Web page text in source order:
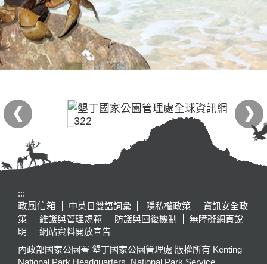
:::
政風信箱
中英日雙語詞彙 隱私權政策
資訊安全政
策
維護與管理規範 防護與回復機制
無障礙網頁說
明
網站資料開放宣告
內政部國家公園署 墾丁國家公園管理處 版權所有 Kenting
National Park Headquarters, National Park Service,